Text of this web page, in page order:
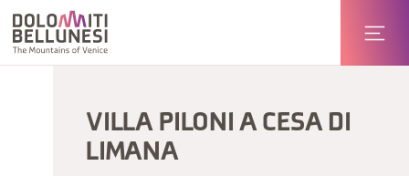
VILLA PILONI A CESA DI
LIMANA